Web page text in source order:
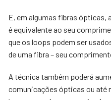
E, em algumas fibras ópticas,
é equivalente ao seu
que os loops podem ser
de uma fibra – seu
A técnica também poderá
comunicações ópticas ou até